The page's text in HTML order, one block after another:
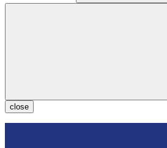
close